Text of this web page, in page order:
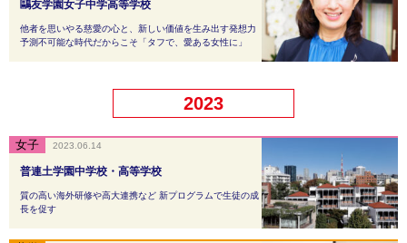
鷗友学園女子中学高等学校
他者を思いやる慈愛の心と、新しい価値を生み出す発想力
予測不可能な時代だからこそ「タフで、愛ある女性に」
2023
普連土学園中学校・高等学校
質の高い海外研修や高大連携など 新プログラムで生徒の成
長を促す
2023.06.14